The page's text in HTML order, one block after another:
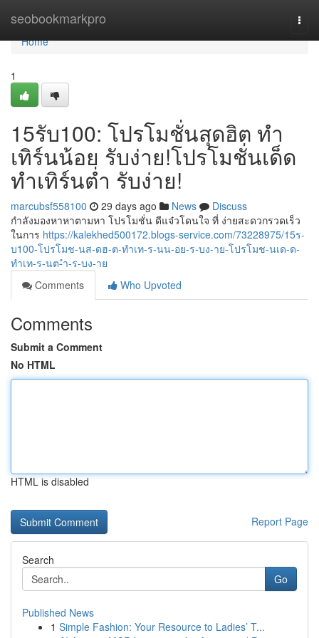
seobookmarkpro
Home
Home
1
15รับ100: โปรโมชั่นสุดฮิต ทำ
เทิร์นน้อย รับง่าย!โปรโมชั่นเด็ด
ทำเทิร์นต่ำ รับง่าย!
marcubsf558100 29 days ago News
Discuss
กำลังมองหาหาตามหา โปรโมชั่น ดีแจ๋วโดนใจ ที่ ง่ายสะดวกรวดเร็ว
ในการ https://kalekhed500172.blogs-service.com/73228975/15ร-
บ100-โปรโมช-นส-ดฮ-ต-ทำเท-ร-นน-อย-ร-บง-าย-โปรโมช-นเด-ด-
ทำเท-ร-นต-ำ-ร-บง-าย
Comments
Who Upvoted
Comments
Submit a Comment
No HTML
HTML is disabled
Report Page
Search
Go
Published News
1 Simple Fashion: Your Resource to Ladies’ T...